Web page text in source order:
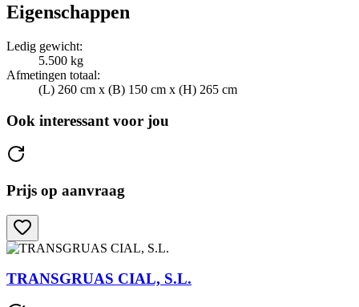
Eigenschappen
Ledig gewicht:
5.500 kg
Afmetingen totaal:
(L) 260 cm x (B) 150 cm x (H) 265 cm
Ook interessant voor jou
Prijs op aanvraag
TRANSGRUAS CIAL, S.L.